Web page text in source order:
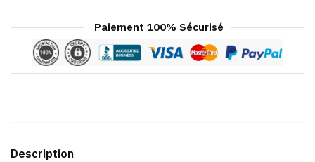
Paiement 100% Sécurisé
Description